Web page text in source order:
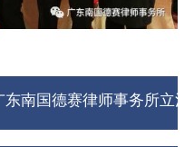
东南国德赛律师事务所立